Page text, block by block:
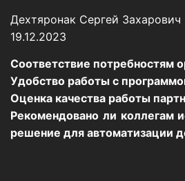
Дехтяронак Сергей Захарович
19.12.2023
Соответствие потребностям
Удобство работы с
Оценка качества работы
Рекомендовано ли коллегам
решение для автоматизации